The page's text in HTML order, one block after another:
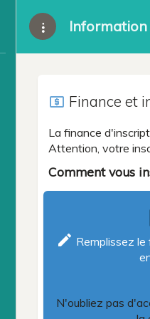
local_atm Finance et
La finance
Attention, votre
Comment vous
create Remplissez
N'oubliez pas